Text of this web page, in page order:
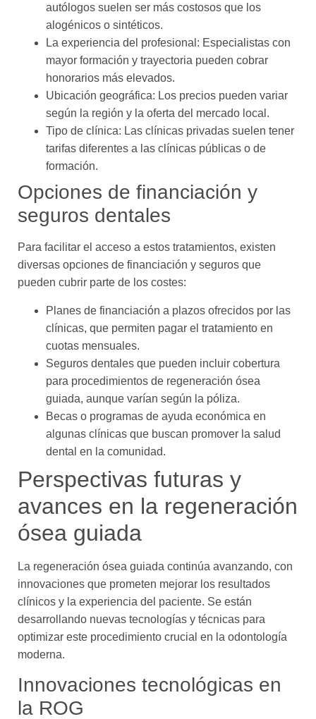
autólogos suelen ser más costosos que los
alogénicos o sintéticos.
La experiencia del profesional: Especialistas con
mayor formación y trayectoria pueden cobrar
honorarios más elevados.
Ubicación geográfica: Los precios pueden variar
según la región y la oferta del mercado local.
Tipo de clínica: Las clínicas privadas suelen tener
tarifas diferentes a las clínicas públicas o de
formación.
Opciones de financiación y
seguros dentales
Para facilitar el acceso a estos tratamientos, existen
diversas opciones de financiación y seguros que
pueden cubrir parte de los costes:
Planes de financiación a plazos ofrecidos por las
clínicas, que permiten pagar el tratamiento en
cuotas mensuales.
Seguros dentales que pueden incluir cobertura
para procedimientos de regeneración ósea
guiada, aunque varían según la póliza.
Becas o programas de ayuda económica en
algunas clínicas que buscan promover la salud
dental en la comunidad.
Perspectivas futuras y
avances en la regeneración
ósea guiada
La regeneración ósea guiada continúa avanzando, con
innovaciones que prometen mejorar los resultados
clínicos y la experiencia del paciente. Se están
desarrollando nuevas tecnologías y técnicas para
optimizar este procedimiento crucial en la odontología
moderna.
Innovaciones tecnológicas en
la ROG